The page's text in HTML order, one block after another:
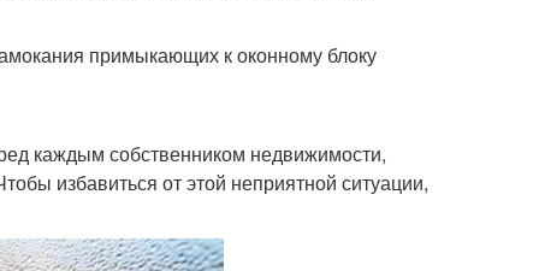
примыкающих к оконному блоку
каждым собственником недвижимости,
избавиться от этой неприятной ситуации,